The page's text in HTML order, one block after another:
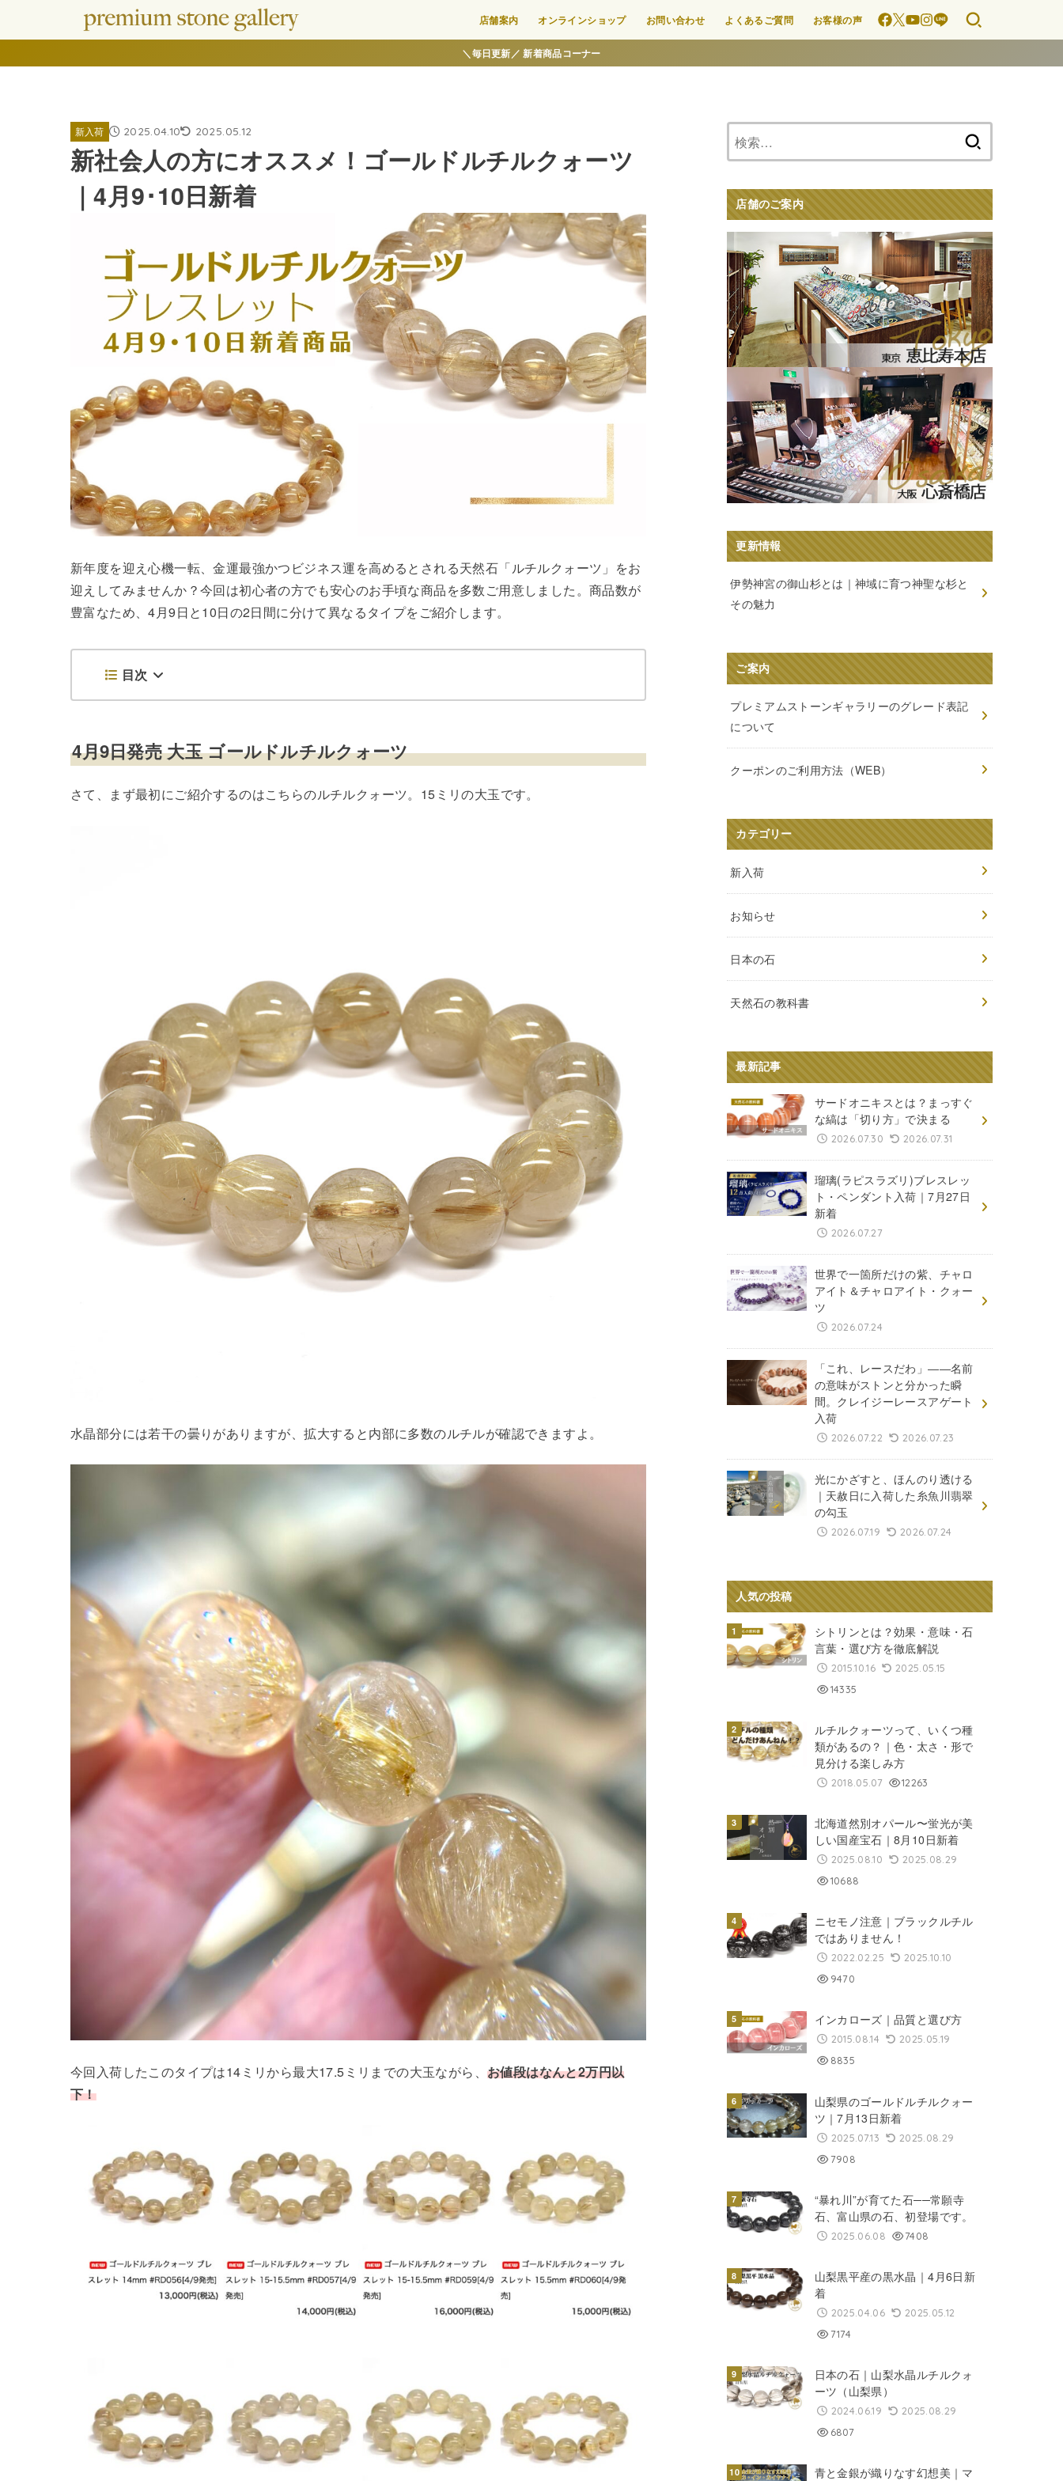
店舗案内 オンラインショップ お問い合わせ よくあるご質問 お客様の声
＼毎日更新／ 新着商品コーナー
新入荷 2025.04.10 2025.05.12
新社会人の方にオススメ！ゴールドルチルクォーツ
｜4月9･10日新着
新年度を迎え心機一転、金運最強かつビジネス運を高めるとされる天然石「ルチルクォーツ」をお
迎えしてみませんか？今回は初心者の方でも安心のお手頃な商品を多数ご用意しました。商品数が
豊富なため、4月9日と10日の2日間に分けて異なるタイプをご紹介します。
目次
4月9日発売 大玉 ゴールドルチルクォーツ
さて、まず最初にご紹介するのはこちらのルチルクォーツ。15ミリの大玉です。
水晶部分には若干の曇りがありますが、拡大すると内部に多数のルチルが確認できますよ。
今回入荷したこのタイプは14ミリから最大17.5ミリまでの大玉ながら、 お値段はなんと2万円以
下！
店舗のご案内
更新情報
伊勢神宮の御山杉とは｜神域に育つ神聖な杉と
その魅力
ご案内
プレミアムストーンギャラリーのグレード表記
について
クーポンのご利用方法（WEB）
カテゴリー
新入荷
お知らせ
日本の石
天然石の教科書
最新記事
サードオニキスとは？まっすぐ
な縞は「切り方」で決まる
2026.07.30 2026.07.31
瑠璃(ラピスラズリ)ブレスレッ
ト・ペンダント入荷｜7月27日
新着
2026.07.27
世界で一箇所だけの紫、チャロ
アイト＆チャロアイト・クォー
ツ
2026.07.24
「これ、レースだわ」――名前
の意味がストンと分かった瞬
間。クレイジーレースアゲート
入荷
2026.07.22 2026.07.23
光にかざすと、ほんのり透ける
｜天赦日に入荷した糸魚川翡翠
の勾玉
2026.07.19 2026.07.24
人気の投稿
シトリンとは？効果・意味・石
言葉・選び方を徹底解説
2015.10.16
2025.05.15
14335
ルチルクォーツって、いくつ種
類があるの？｜色・太さ・形で
見分ける楽しみ方
2018.05.07 12263
北海道然別オパール〜蛍光が美
しい国産宝石｜8月10日新着
2025.08.10
2025.08.29
10688
ニセモノ注意｜ブラックルチル
ではありません！
2022.02.25
2025.10.10
9470
インカローズ｜品質と選び方
2015.08.14
2025.05.19
8835
山梨県のゴールドルチルクォー
ツ｜7月13日新着
2025.07.13
2025.08.29
7908
“暴れ川”が育てた石──常願寺
石、富山県の石、初登場です。
2025.06.08 7408
山梨黒平産の黒水晶｜4月6日新
着
2025.04.06
2025.05.12
7174
日本の石｜山梨水晶ルチルクォ
ーツ（山梨県）
2024.06.19
2025.08.29
6807
青と金銀が織りなす幻想美｜マ